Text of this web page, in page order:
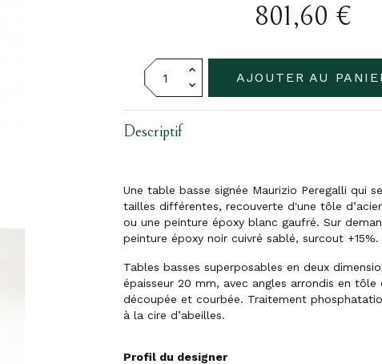
801,60 €
AJOUTER AU
Descriptif
Une table basse signée Maurizio Peregalli qui
tailles différentes, recouverte d'une tôle
ou une peinture époxy blanc gaufré. Sur
peinture époxy noir cuivré sablé, surcout +15%.
Tables basses superposables en deux
épaisseur 20 mm, avec angles arrondis en tôle
découpée et courbée. Traitement
à la cire d’abeilles.
Profil du designer